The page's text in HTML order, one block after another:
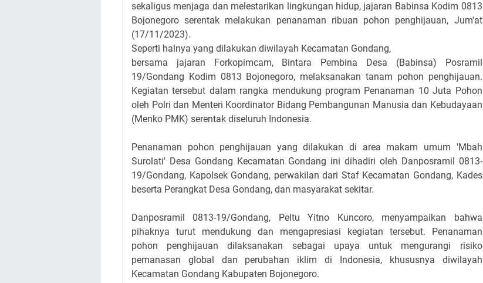
sekaligus menjaga dan melestarikan lingkungan hidup, jajaran Babinsa Kodim 0813
Bojonegoro serentak melakukan penanaman ribuan pohon penghijauan, Jum'at
(17/11/2023).
Seperti halnya yang dilakukan diwilayah Kecamatan Gondang,
bersama jajaran Forkopimcam, Bintara Pembina Desa (Babinsa) Posramil
19/Gondang Kodim 0813 Bojonegoro, melaksanakan tanam pohon penghijauan.
Kegiatan tersebut dalam rangka mendukung program Penanaman 10 Juta Pohon
oleh Polri dan Menteri Koordinator Bidang Pembangunan Manusia dan Kebudayaan
(Menko PMK) serentak diseluruh Indonesia.
Penanaman pohon penghijauan yang dilakukan di area makam umum 'Mbah
Surolati' Desa Gondang Kecamatan Gondang ini dihadiri oleh Danposramil 0813-
19/Gondang, Kapolsek Gondang, perwakilan dari Staf Kecamatan Gondang, Kades
beserta Perangkat Desa Gondang, dan masyarakat sekitar.
Danposramil 0813-19/Gondang, Peltu Yitno Kuncoro, menyampaikan bahwa
pihaknya turut mendukung dan mengapresiasi kegiatan tersebut. Penanaman
pohon penghijauan dilaksanakan sebagai upaya untuk mengurangi risiko
pemanasan global dan perubahan iklim di Indonesia, khususnya diwilayah
Kecamatan Gondang Kabupaten Bojonegoro.